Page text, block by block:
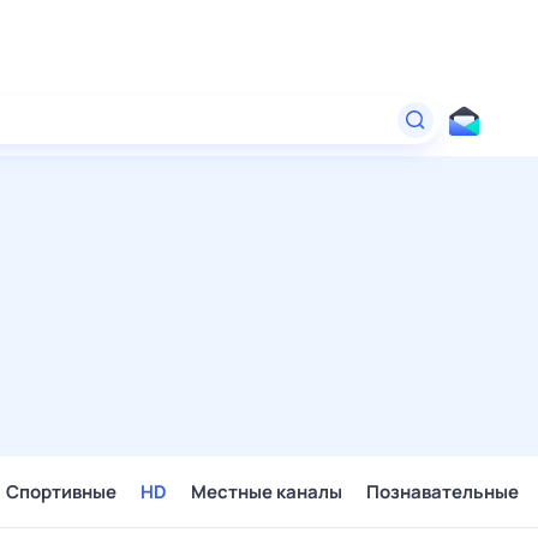
Спортивные HD Местные каналы Познавательные